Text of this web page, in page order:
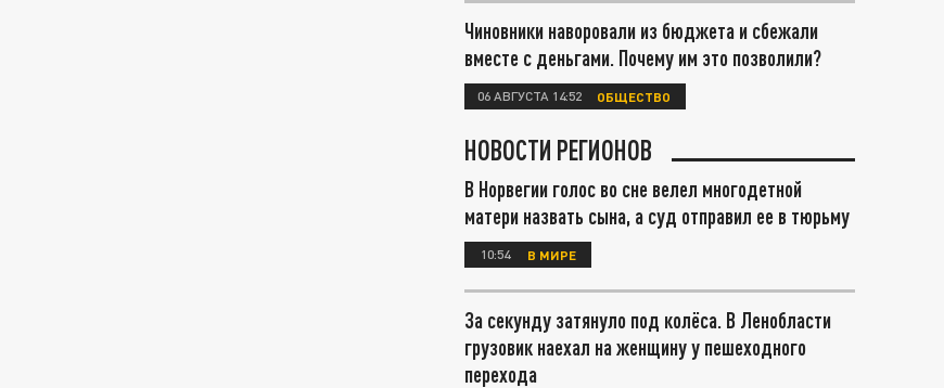
Чиновники наворовали из бюджета и сбежали
вместе с деньгами. Почему им это позволили?
06 АВГУСТА 14:52 ОБЩЕСТВО
НОВОСТИ РЕГИОНОВ
В Норвегии голос во сне велел многодетной
матери назвать сына, а суд отправил ее в тюрьму
10:54 В МИРЕ
За секунду затянуло под колёса. В Ленобласти
грузовик наехал на женщину у пешеходного
перехода